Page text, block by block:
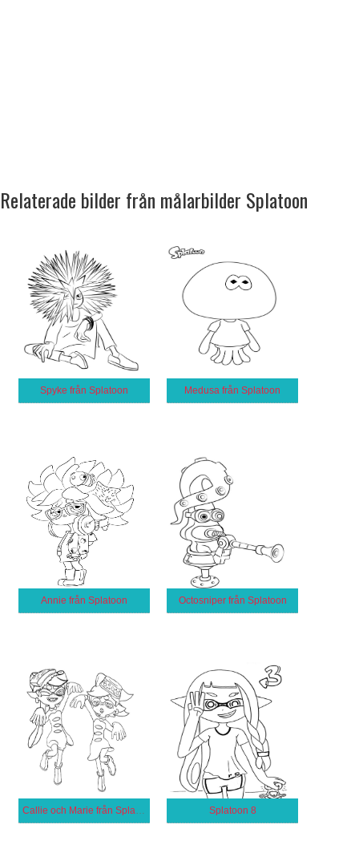
Relaterade bilder från målarbilder Splatoon
Spyke från Splatoon Medusa från Splatoon
Annie från Splatoon Octosniper från Splatoon
Splatoon 8